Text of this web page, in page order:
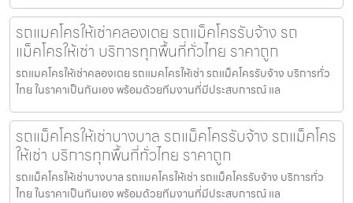
รถแมคโครให้เช่าคลองเตย รถแม็คโครรับจ้าง รถ
แม็คโครให้เช่า บริการทุกพื้นที่ทั่วไทย ราคาถูก
รถแมคโครให้เช่าคลองเตย รถแมคโครให้เช่า รถแม็คโครรับจ้าง บริการทั่ว
ไทย ในราคาเป็นกันเอง พร้อมด้วยทีมงานที่มีประสบการณ์ แล
รถแม็คโครให้เช่าบางบาล รถแม็คโครรับจ้าง รถแม็คโคร
ให้เช่า บริการทุกพื้นที่ทั่วไทย ราคาถูก
รถแม็คโครให้เช่าบางบาล รถแมคโครให้เช่า รถแม็คโครรับจ้าง บริการทั่ว
ไทย ในราคาเป็นกันเอง พร้อมด้วยทีมงานที่มีประสบการณ์ แล